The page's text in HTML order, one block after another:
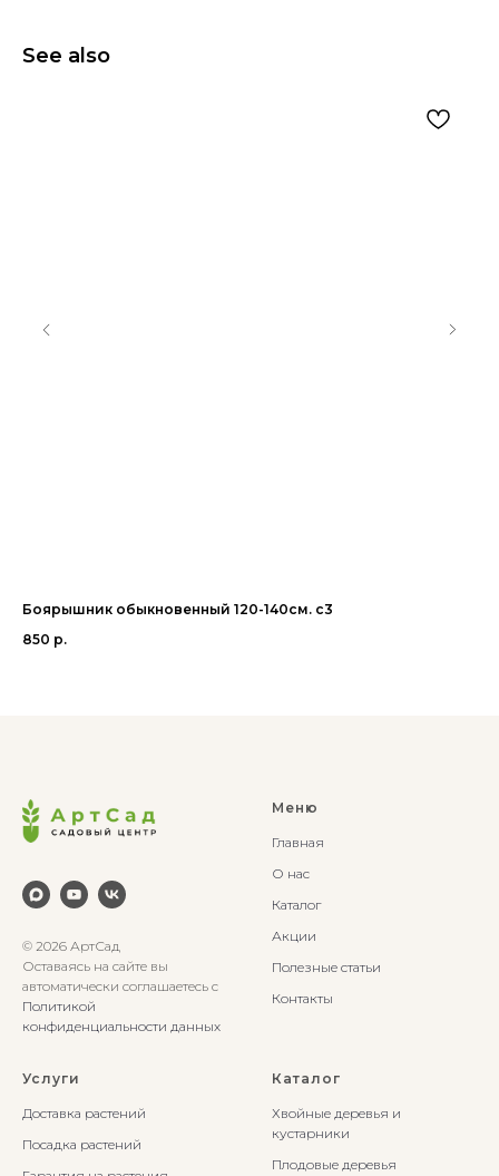
See also
Боярышник обыкновенный 120-140см. с3
850 р.
© 2026 АртСад
Оставаясь на сайте вы
автоматически соглашаетесь с
Политикой
конфиденциальности данных
Меню
Главная
О нас
Каталог
Акции
Полезные статьи
Контакты
Услуги
Доставка растений
Посадка растений
Каталог
Хвойные деревья и
кустарники
Плодовые деревья